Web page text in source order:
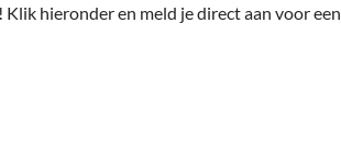
hieronder en meld je direct aan voor een